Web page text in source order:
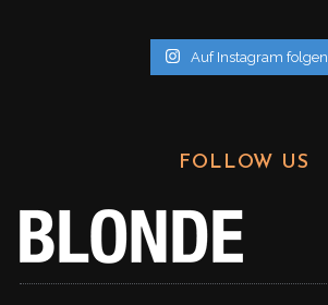
Auf Instagram folgen
FOLLOW US